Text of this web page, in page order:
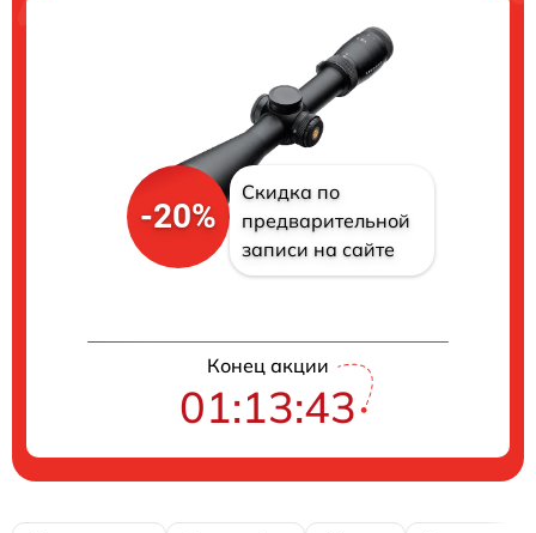
-20%
Скидка по
предварительной
записи на сайте
Конец акции
01:13:42